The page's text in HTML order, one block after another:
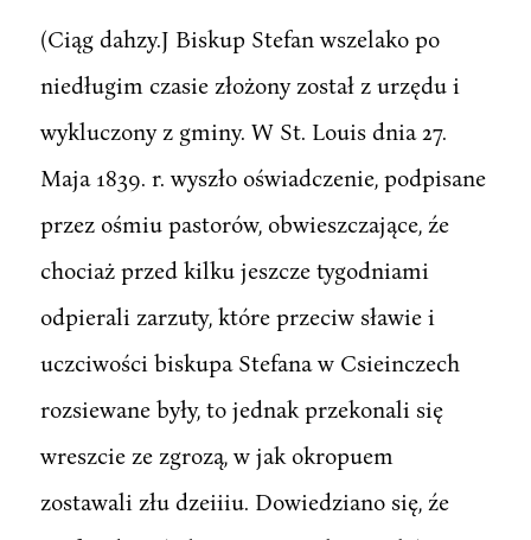
(Ciąg dahzy.J Biskup Stefan wszelako po
niedługim czasie złożony został z urzędu i
wykluczony z gminy. W St. Louis dnia 27.
Maja 1839. r. wyszło oświadczenie, podpisane
przez ośmiu pastorów, obwieszczające, źe
chociaż przed kilku jeszcze tygodniami
odpierali zarzuty, które przeciw sławie i
uczciwości biskupa Stefana w Csieinczech
rozsiewane były, to jednak przekonali się
wreszcie ze zgrozą, w jak okropuem
zostawali złu dzeiiiu. Dowiedziano się, źe